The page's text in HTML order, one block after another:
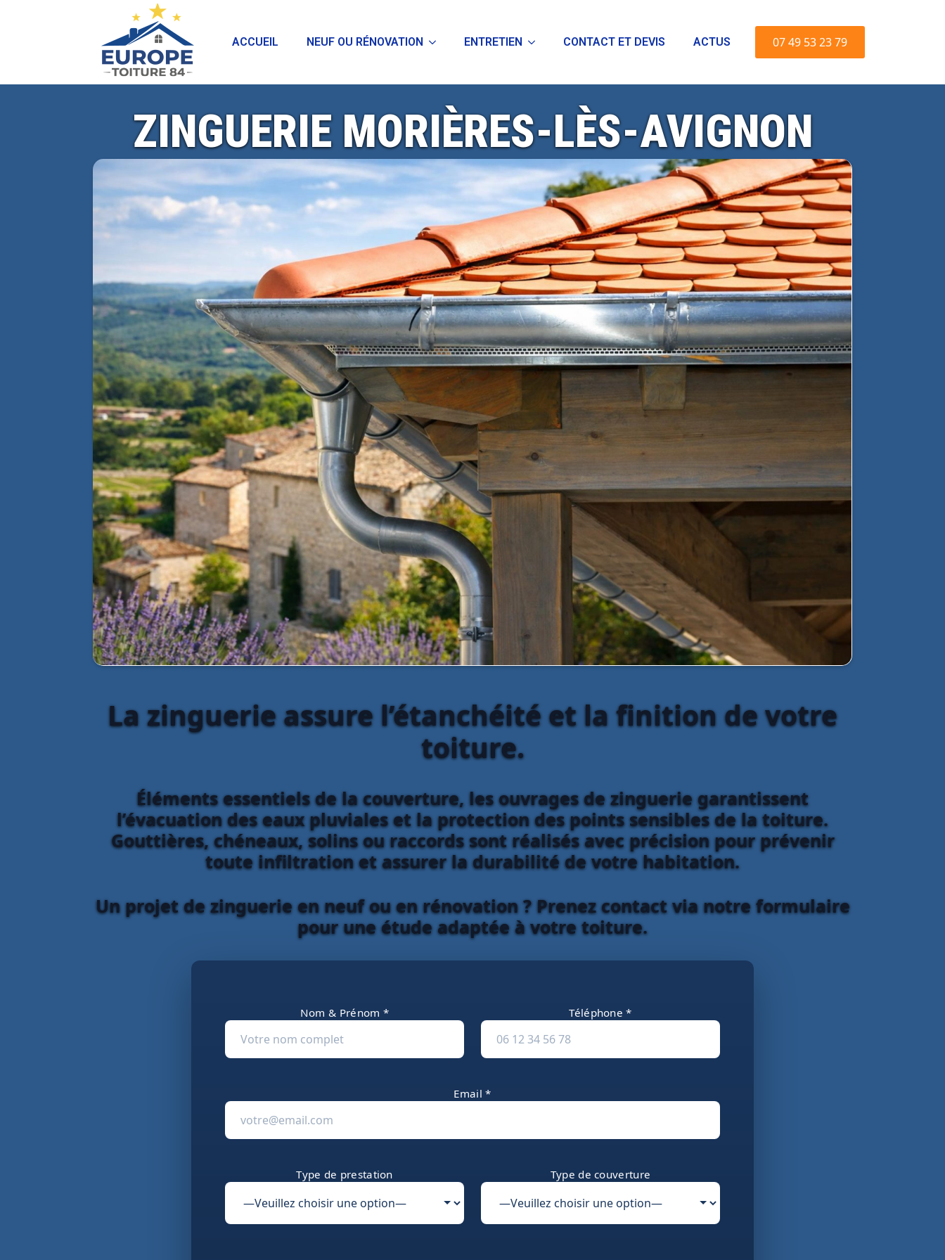
ACCUEIL NEUF OU RÉNOVATION ENTRETIEN CONTACT ET DEVIS ACTUS 07 49 53 23 79
ZINGUERIE MORIÈRES-LÈS-AVIGNON
La zinguerie assure l’étanchéité et la finition de votre
toiture.
Éléments essentiels de la couverture, les ouvrages de zinguerie garantissent
l’évacuation des eaux pluviales et la protection des points sensibles de la toiture.
Gouttières, chéneaux, solins ou raccords sont réalisés avec précision pour prévenir
toute infiltration et assurer la durabilité de votre habitation.
Un projet de zinguerie en neuf ou en rénovation ? Prenez contact via notre formulaire
pour une étude adaptée à votre toiture.
Nom & Prénom * Téléphone *
Email *
Type de prestation Type de couverture